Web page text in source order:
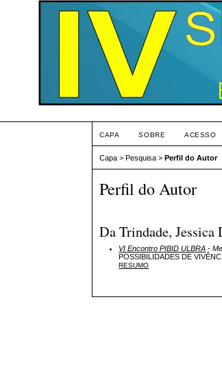
CAPA SOBRE ACESSO
Capa >Pesquisa >Perfil do Autor
Perfil do Autor
Da Trindade,
VI Encontro PIBID ULBRA -
POSSIBILIDADES DE
RESUMO